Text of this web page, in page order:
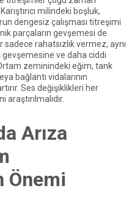
milindeki boşluk,
dengesiz çalışması titreşimi
parçaların gevşemesi de
rahatsızlık vermez, aynı
gevşemesine ve daha ciddi
zeminindeki eğim, tank
bağlantı vidalarının
Ses değişiklikleri her
Arıza
Önemi